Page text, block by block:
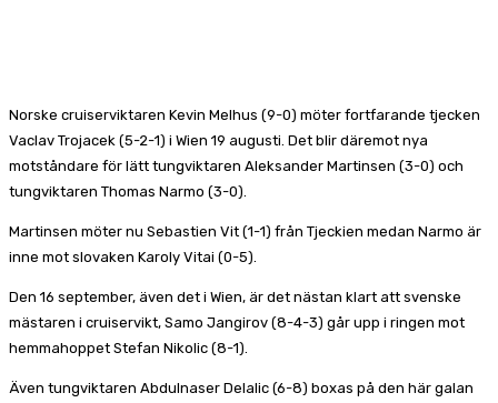
Norske cruiserviktaren Kevin Melhus (9-0) möter fortfarande tjecken
Vaclav Trojacek (5-2-1) i Wien 19 augusti. Det blir däremot nya
motståndare för lätt tungviktaren Aleksander Martinsen (3-0) och
tungviktaren Thomas Narmo (3-0).
Martinsen möter nu Sebastien Vit (1-1) från Tjeckien medan Narmo är
inne mot slovaken Karoly Vitai (0-5).
Den 16 september, även det i Wien, är det nästan klart att svenske
mästaren i cruiservikt, Samo Jangirov (8-4-3) går upp i ringen mot
hemmahoppet Stefan Nikolic (8-1).
Även tungviktaren Abdulnaser Delalic (6-8) boxas på den här galan